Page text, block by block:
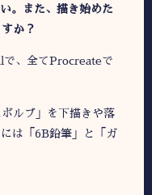
。また、描き始めた
か？
、全てProcreateで
ルブ」を下描きや落
は「6B鉛筆」と「ガ